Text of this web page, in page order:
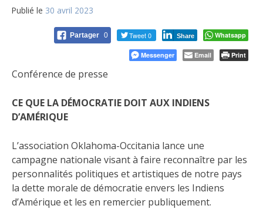
Publié le 30 avril 2023
Partager 0 Tweet 0 Share Whatsapp
Messenger Email Print
Conférence de presse
CE QUE LA DÉMOCRATIE DOIT AUX INDIENS
D’AMÉRIQUE
L’association Oklahoma-Occitania lance une
campagne nationale visant à faire reconnaître par les
personnalités politiques et artistiques de notre pays
la dette morale de démocratie envers les Indiens
d’Amérique et les en remercier publiquement.